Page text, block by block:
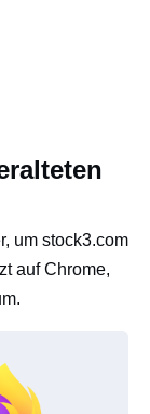
um stock3.com
auf Chrome,